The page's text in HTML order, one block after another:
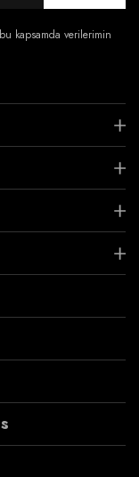
kapsamda verilerimin